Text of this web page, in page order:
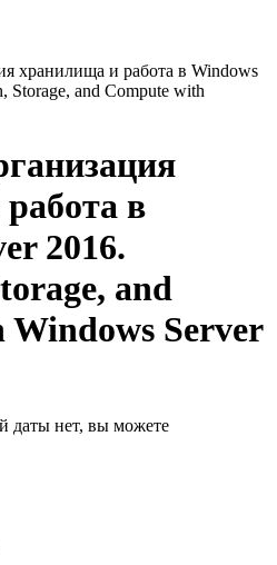
хранилища и работа в Windows
Storage, and Compute with
в
2016.
and
Server
даты нет, вы можете